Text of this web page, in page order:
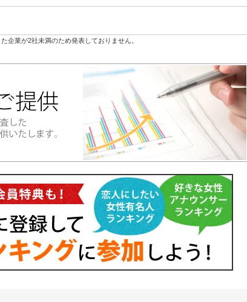
企業が2社未満のため発表しておりません。